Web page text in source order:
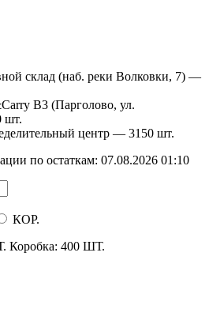
склад (наб. реки Волковки, 7) —
B3 (Парголово, ул.
шт.
центр — 3150 шт.
по остаткам: 07.08.2026 01:10
КОР.
Коробка: 400 ШТ.